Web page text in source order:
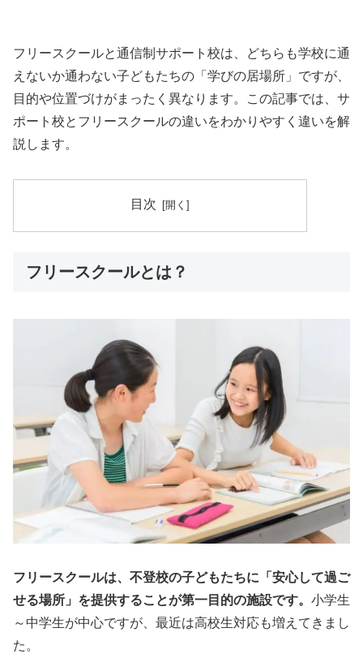
フリースクールと通信制サポート校は、どちらも学校に通
えないか通わない子どもたちの「学びの居場所」ですが、
目的や位置づけがまったく異なります。この記事では、サ
ポート校とフリースクールの違いをわかりやすく違いを解
説します。
目次
フリースクールとは？
フリースクールは、不登校の子どもたちに「安心して過ご
せる場所」を提供することが第一目的の施設です。 小学生
～中学生が中心ですが、最近は高校生対応も増えてきまし
た。